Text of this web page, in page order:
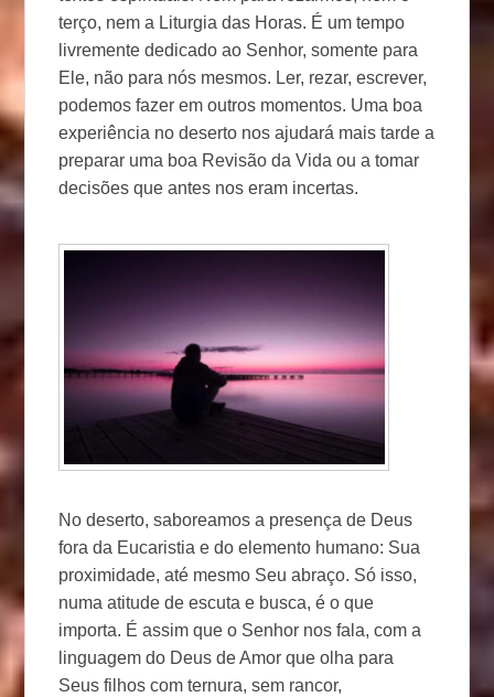
terço, nem a Liturgia das Horas. É um tempo
livremente dedicado ao Senhor, somente para
Ele, não para nós mesmos. Ler, rezar, escrever,
podemos fazer em outros momentos. Uma boa
experiência no deserto nos ajudará mais tarde a
preparar uma boa Revisão da Vida ou a tomar
decisões que antes nos eram incertas.
No deserto, saboreamos a presença de Deus
fora da Eucaristia e do elemento humano: Sua
proximidade, até mesmo Seu abraço. Só isso,
numa atitude de escuta e busca, é o que
importa. É assim que o Senhor nos fala, com a
linguagem do Deus de Amor que olha para
Seus filhos com ternura, sem rancor,